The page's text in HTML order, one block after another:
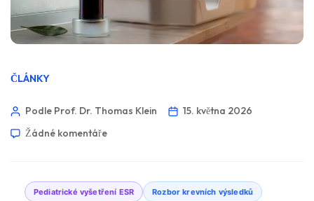
ČLÁNKY
Podle Prof. Dr. Thomas Klein
15. května 2026
Žádné komentáře
Pediatrické vyšetření ESR Rozbor krevních výsledků